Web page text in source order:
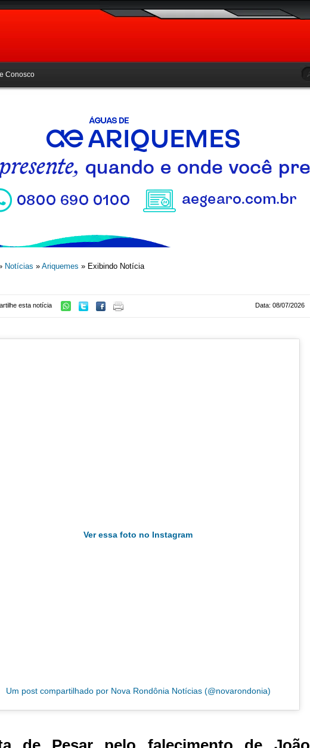
Conosco
Notícias » Ariquemes » Exibindo Notícia
Data: 08/07/2026
esta notícia
Ver essa foto no Instagram
Um post compartilhado por Nova Rondônia Notícias (@novarondonia)